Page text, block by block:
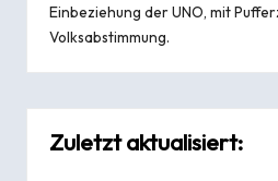
Einbeziehung der UNO, mit
Volksabstimmung.
Zuletzt aktualisiert: